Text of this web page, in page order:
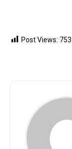
Post Views: 753